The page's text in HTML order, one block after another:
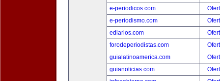
e-periodicos.com
e-periodismo.com
ediarios.com
forodeperiodistas.com
guialatinoamerica.com
guianoticias.com